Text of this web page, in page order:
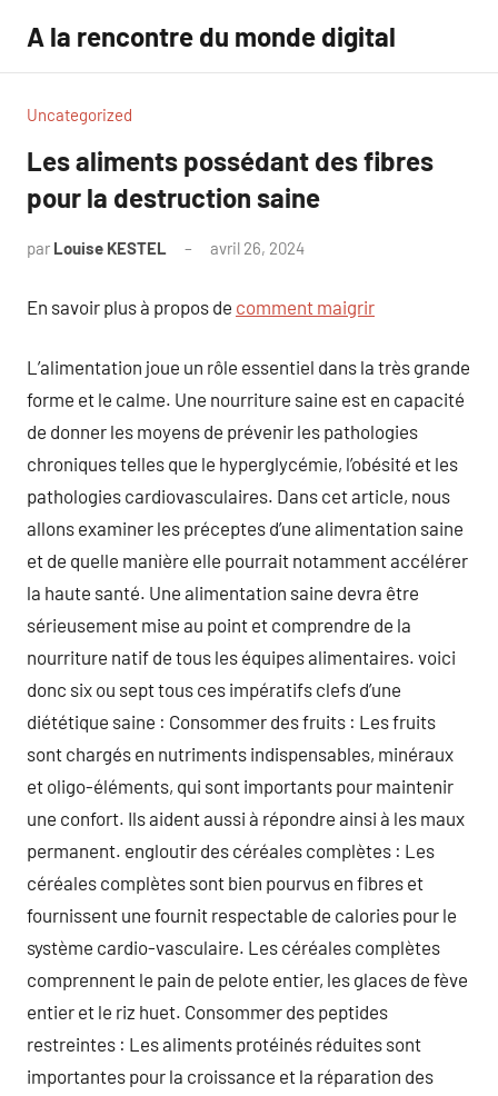
contenu
A la rencontre du monde digital
Uncategorized
Les aliments possédant des fibres
pour la destruction saine
par Louise KESTEL avril 26, 2024
En savoir plus à propos de comment maigrir
L’alimentation joue un rôle essentiel dans la très grande
forme et le calme. Une nourriture saine est en capacité
de donner les moyens de prévenir les pathologies
chroniques telles que le hyperglycémie, l’obésité et les
pathologies cardiovasculaires. Dans cet article, nous
allons examiner les préceptes d’une alimentation saine
et de quelle manière elle pourrait notamment accélérer
la haute santé. Une alimentation saine devra être
sérieusement mise au point et comprendre de la
nourriture natif de tous les équipes alimentaires. voici
donc six ou sept tous ces impératifs clefs d’une
diététique saine : Consommer des fruits : Les fruits
sont chargés en nutriments indispensables, minéraux
et oligo-éléments, qui sont importants pour maintenir
une confort. Ils aident aussi à répondre ainsi à les maux
permanent. engloutir des céréales complètes : Les
céréales complètes sont bien pourvus en fibres et
fournissent une fournit respectable de calories pour le
système cardio-vasculaire. Les céréales complètes
comprennent le pain de pelote entier, les glaces de fève
entier et le riz huet. Consommer des peptides
restreintes : Les aliments protéinés réduites sont
importantes pour la croissance et la réparation des